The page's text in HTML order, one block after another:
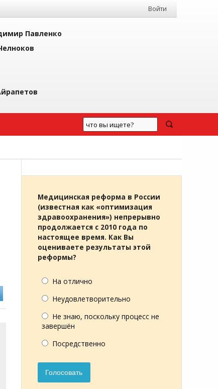
Войти
Павленко
Медицинская реформа в России
(известная как «оптимизация
здравоохранения») непрерывно
продолжается с 2010 года по
настоящее время. Как Вы
оцениваете результаты этой
реформы?
На отлично
Неудовлетворительно
Не знаю, поскольку процесс не
завершён
Посредственно
Голосовать